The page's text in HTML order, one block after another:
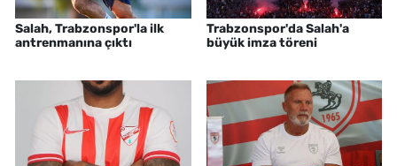
Salah, Trabzonspor'la ilk
antrenmanına çıktı
Trabzonspor'da Salah'a
büyük imza töreni